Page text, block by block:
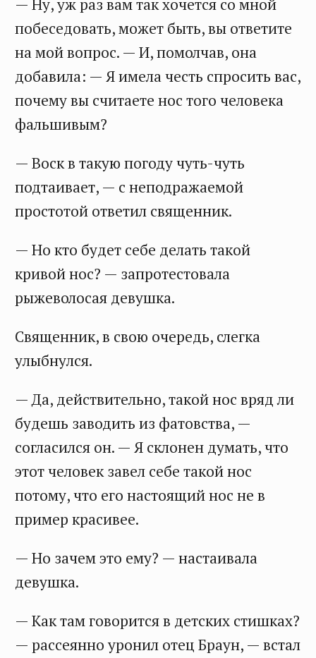
побеседовать, может быть, вы ответите
на мой вопрос. — И, помолчав, она
добавила: — Я имела честь спросить вас,
почему вы считаете нос того человека
фальшивым?
— Воск в такую погоду чуть-чуть
подтаивает, — с неподражаемой
простотой ответил священник.
— Но кто будет себе делать такой
кривой нос? — запротестовала
рыжеволосая девушка.
Священник, в свою очередь, слегка
улыбнулся.
— Да, действительно, такой нос вряд ли
будешь заводить из фатовства, —
согласился он. — Я склонен думать, что
этот человек завел себе такой нос
потому, что его настоящий нос не в
пример красивее.
— Но зачем это ему? — настаивала
девушка.
— Как там говорится в детских стишках?
— рассеянно уронил отец Браун, — встал